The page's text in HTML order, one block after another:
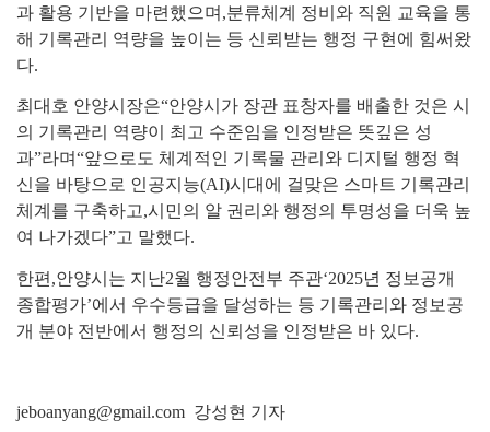
과 활용 기반을 마련했으며 ,분류체계 정비와 직원 교육을 통
해 기록관리 역량을 높이는 등 신뢰받는 행정 구현에 힘써왔
다.
최대호 안양시장은“안양시가 장관 표창자를 배출한 것은 시
의 기록관리 역량이 최고 수준임을 인정받은 뜻깊은 성
과”라며“앞으로도 체계적인 기록물 관리와 디지털 행정 혁
신을 바탕으로 인공지능(AI)시대에 걸맞은 스마트 기록관리
체계를 구축하고,시민의 알 권리와 행정의 투명성을 더욱 높
여 나가겠다”고 말했다.
한편 ,안양시는 지난2월 행정안전부 주관‘2025년 정보공개
종합평가’에서 우수등급을 달성하는 등 기록관리와 정보공
개 분야 전반에서 행정의 신뢰성을 인정받은 바 있다.
jeboanyang@gmail.com 강성현 기자